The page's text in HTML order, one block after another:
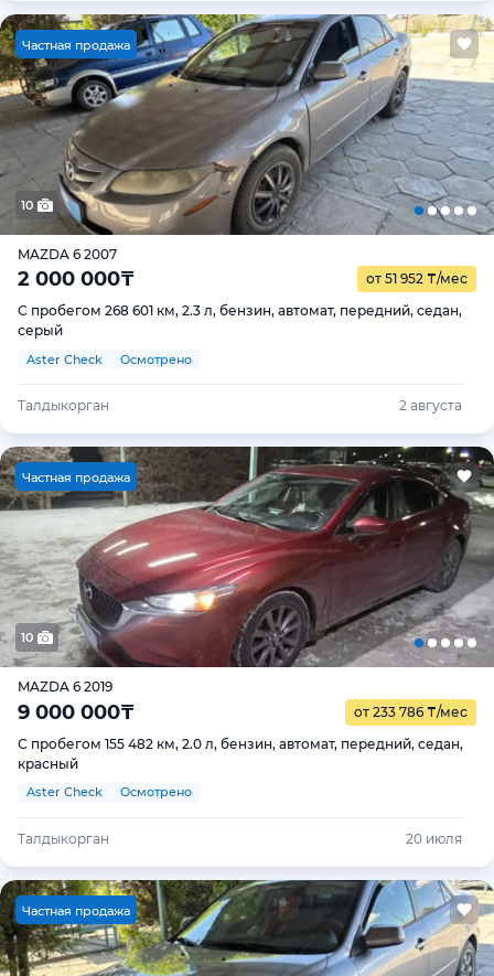
Частная продажа
10
MAZDA 6 2007
2 000 000₸ от 51 952 ₸/мес
С пробегом 268 601 км, 2.3 л, бензин, автомат, передний, седан,
серый
Aster Check Осмотрено
Талдыкорган 2 августа
Частная продажа
10
MAZDA 6 2019
9 000 000₸ от 233 786 ₸/мес
С пробегом 155 482 км, 2.0 л, бензин, автомат, передний, седан,
красный
Aster Check Осмотрено
Талдыкорган 20 июля
Частная продажа